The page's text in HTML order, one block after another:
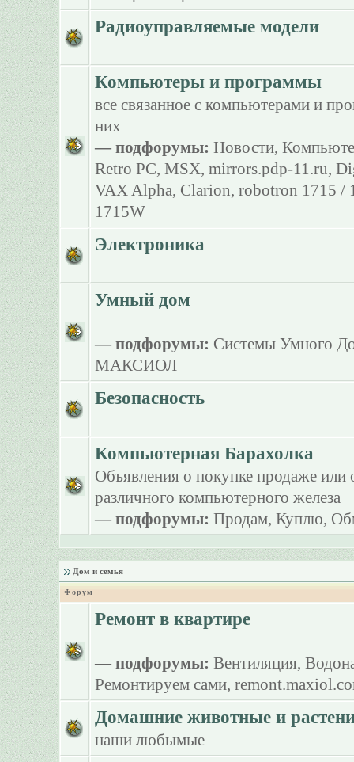
Радиоуправляемые модели
Компьютеры и программы
все связанное с компьютерами и
них
— подфорумы: Новости,
Retro PC, MSX, mirrors.pdp-11.ru,
VAX Alpha, Clarion, robotron 1715 /
1715W
Электроника
Умный дом
— подфорумы: Системы Умного
МАКСИОЛ
Безопасность
Компьютерная Барахолка
Объявления о покупке продаже или
различного компьютерного железа
— подфорумы: Продам, Куплю,
Дом и семья
Форум
Ремонт в квартире
— подфорумы: Вентиляция,
Ремонтируем сами,
Домашние животные и
наши любымые